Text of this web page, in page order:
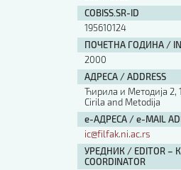
COBISS.SR-ID
195610124
ПОЧЕТНА ГОДИНА /
2000
АДРЕСА / ADDRESS
Ћирила и Методија
Cirila and Metodija
е-АДРЕСА / e-MAIL
ic@filfak.ni.ac.rs
УРЕДНИК / EDITOR
COORDINATOR